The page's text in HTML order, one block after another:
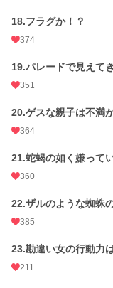
18.フラグか！？
374
19.パレードで見えて
351
20.ゲスな親子は不満
364
21.蛇蝎の如く嫌って
360
22.ザルのような蜘蛛
385
23.勘違い女の行動
211